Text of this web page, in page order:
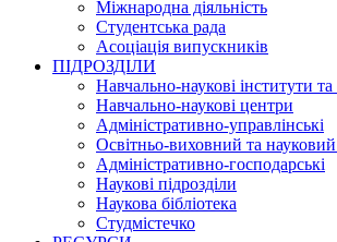
Міжнародна діяльність
Студентська рада
Асоціація випускників
ПІДРОЗДІЛИ
Навчально-наукові інститути та
Навчально-наукові центри
Адміністративно-управлінські
Освітньо-виховний та
Адміністративно-господарські
Наукові підрозділи
Наукова бібліотека
Студмістечко